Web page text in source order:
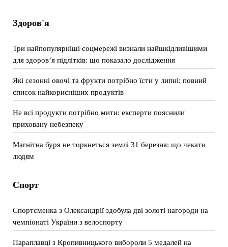
Здоров'я
Три найпопулярніші соцмережі визнали найшкідливішими
для здоров’я підлітків: що показало дослідження
Які сезонні овочі та фрукти потрібно їсти у липні: повний
список найкорисніших продуктів
Не всі продукти потрібно мити: експерти пояснили
приховану небезпеку
Магнітна буря не торкнеться землі 31 березня: що чекати
людям
Спорт
Спортсменка з Олександрії здобула дві золоті нагороди на
чемпіонаті України з велоспорту
Параплавці з Кропивницького вибороли 5 медалей на